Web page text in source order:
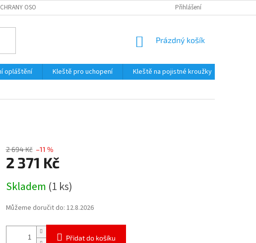
OSOBNÍCH ÚDAJŮ Přihlášení
NÁKUPNÍ
Prázdný košík
opláštění Kleště pro uchopení Kleště na pojistné kroužky
2 694 Kč –11 %
2 371 Kč
cena:
Skladem (1 ks)
Můžeme doručit do: 12.8.2026
Přidat do košíku